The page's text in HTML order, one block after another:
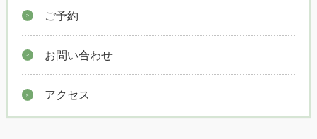
ご予約
お問い合わせ
アクセス